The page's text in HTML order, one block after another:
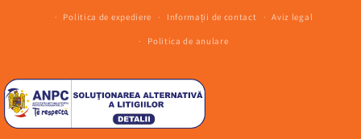
Politica de expediere Informații de contact Aviz legal
Politica de anulare